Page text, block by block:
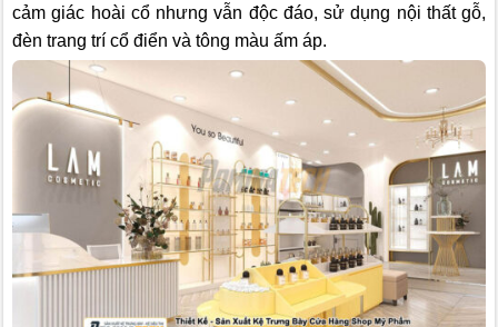
cảm giác hoài cổ nhưng vẫn độc đáo, sử dụng nội thất gỗ,
đèn trang trí cổ điển và tông màu ấm áp.